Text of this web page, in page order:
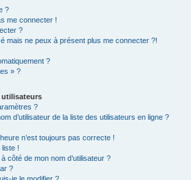
?
me connecter !
?
mais ne peux à présent plus me connecter ?!
?
» ?
utilisateurs
?
d’utilisateur de la liste des utilisateurs en ligne ?
n’est toujours pas correcte !
liste !
côté de mon nom d’utilisateur ?
?